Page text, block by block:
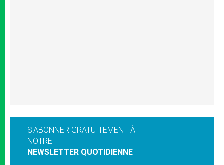
S'ABONNER GRATUITEMENT À
NOTRE
NEWSLETTER QUOTIDIENNE